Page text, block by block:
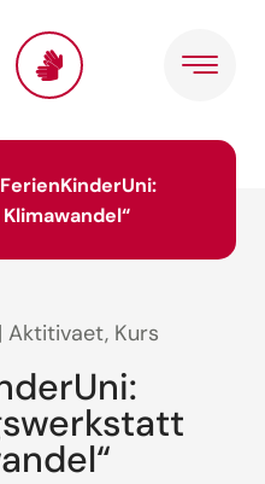
FerienKinderUni:
| Aktitivaet, Kurs